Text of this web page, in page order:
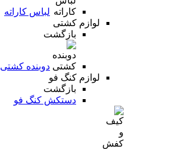
لباس کاراته
لوازم کشتی
بازگشت
دوبنده کشتی
لوازم کنگ فو
بازگشت
دستکش کنگ فو